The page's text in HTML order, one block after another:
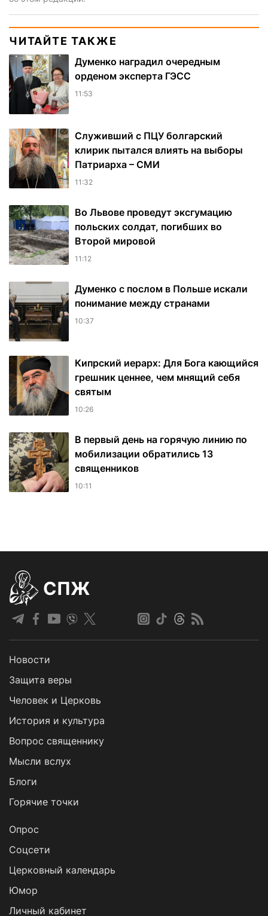
ЧИТАЙТЕ ТАКЖЕ
Думенко наградил очередным
орденом эксперта ГЭСС
11:53
Служивший с ПЦУ болгарский
клирик пытался влиять на выборы
Патриарха – СМИ
11:32
Во Львове проведут эксгумацию
польских солдат, погибших во
Второй мировой
11:12
Думенко с послом в Польше искали
понимание между странами
10:37
Кипрский иерарх: Для Бога кающийся
грешник ценнее, чем мнящий себя
святым
10:26
В первый день на горячую линию по
мобилизации обратились 13
священников
10:11
СПЖ
Новости
Защита веры
Человек и Церковь
История и культура
Вопрос священнику
Мысли вслух
Блоги
Горячие точки
Опрос
Cоцсети
Церковный календарь
Юмор
Личный кабинет